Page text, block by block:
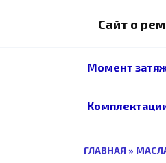
Сайт о
Момент
ГЛАВНАЯ »